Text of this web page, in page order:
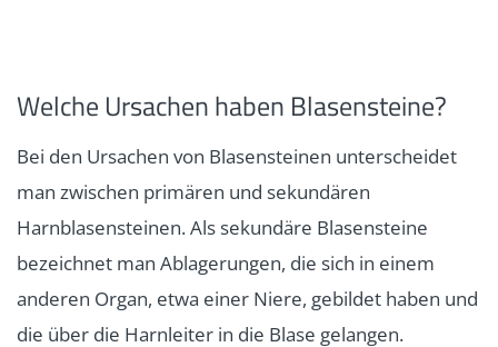
Welche Ursachen haben Blasensteine?
Bei den Ursachen von Blasensteinen unterscheidet
man zwischen primären und sekundären
Harnblasensteinen. Als sekundäre Blasensteine
bezeichnet man Ablagerungen, die sich in einem
anderen Organ, etwa einer Niere, gebildet haben und
die über die Harnleiter in die Blase gelangen.